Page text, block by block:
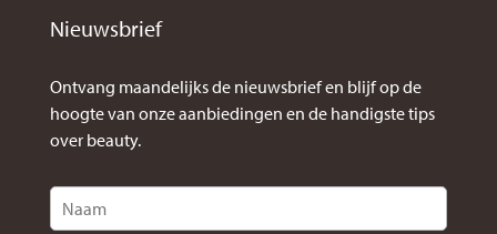
Nieuwsbrief
Ontvang maandelijks de nieuwsbrief en blijf op de
hoogte van onze aanbiedingen en de handigste tips
over beauty.